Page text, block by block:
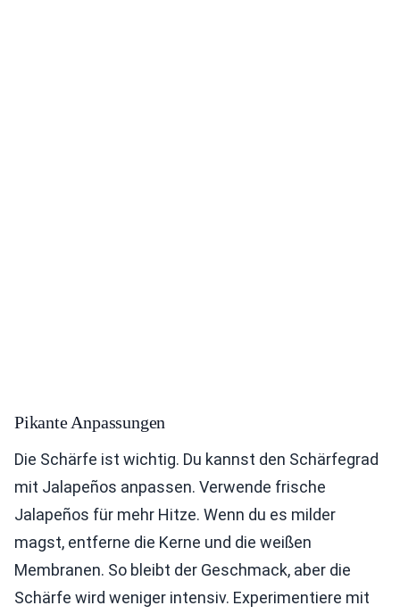
Pikante Anpassungen
Die Schärfe ist wichtig. Du kannst den Schärfegrad
mit Jalapeños anpassen. Verwende frische
Jalapeños für mehr Hitze. Wenn du es milder
magst, entferne die Kerne und die weißen
Membranen. So bleibt der Geschmack, aber die
Schärfe wird weniger intensiv. Experimentiere mit